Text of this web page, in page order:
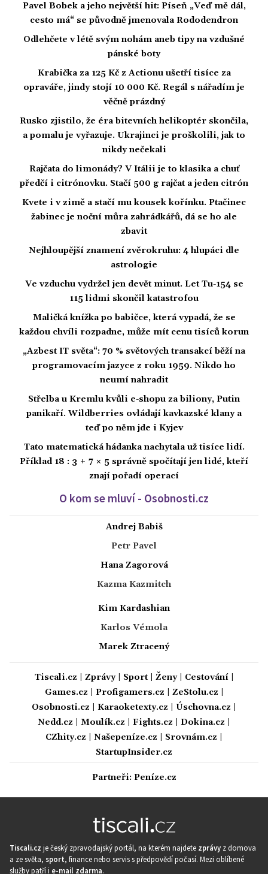
Pavel Bobek a jeho největší hit: Píseň „Veď mě dál,
cesto má“ se původně jmenovala Rododendron
Odlehčete v létě svým nohám aneb tipy na vzdušné
pánské boty
Krabička za 125 Kč z Actionu ušetří tisíce za
opraváře, jindy stojí 10 000 Kč. Regál s nářadím je
věčně prázdný
Rusko zjistilo, že éra bitevních helikoptér skončila,
a pomalu je vyřazuje. Ukrajinci je proškolili, jak to
nikdy nečekali
Rajčata do limonády? V Itálii je to klasika a chuť
předčí i citrónovku. Stačí 500 g rajčat a jeden citrón
Kvete i v zimě a stačí mu kousek kořínku. Ptačinec
žabinec je noční můra zahrádkářů, dá se ho ale
zbavit
Nejhloupější znamení zvěrokruhu: 4 hlupáci dle
astrologie
Ve vzduchu vydržel jen devět minut. Let Tu-154 se
115 lidmi skončil katastrofou
Maličká knížka po babičce, která vypadá, že se
každou chvíli rozpadne, může mít cenu tisíců korun
„Azbest IT světa“: 70 % světových transakcí běží na
programovacím jazyce z roku 1959. Nikdo ho
neumí nahradit
Střelba u Kremlu kvůli e-shopu za biliony, Putin
panikaří. Wildberries ovládají kavkazské klany a
teď po něm jde i Kyjev
Tato matematická hádanka nachytala už tisíce lidí.
Příklad 18 : 3 + 7 × 5 správně spočítají jen lidé, kteří
znají pořadí operací
O kom se mluví - Osobnosti.cz
Andrej Babiš
Petr Pavel
Hana Zagorová
Kazma Kazmitch
Kim Kardashian
Karlos Vémola
Marek Ztracený
Tiscali.cz Zprávy| Sport| Ženy| Cestování|
Games.cz
Profigamers.cz ZeStolu.cz
Osobnosti.cz
Karaoketexty.cz Úschovna.cz
Nedd.cz
Moulík.cz Fights.cz Dokina.cz
CZhity.cz
Našepeníze.cz Srovnám.cz
StartupInsider.cz
Partneři: Peníze.cz
Tiscali.cz je český zpravodajský portál, na kterém najdete zprávy z domova
a ze světa, sport, finance nebo servis s předpovědí počasí. Mezi oblíbené
služby patří i e-mail zdarma.